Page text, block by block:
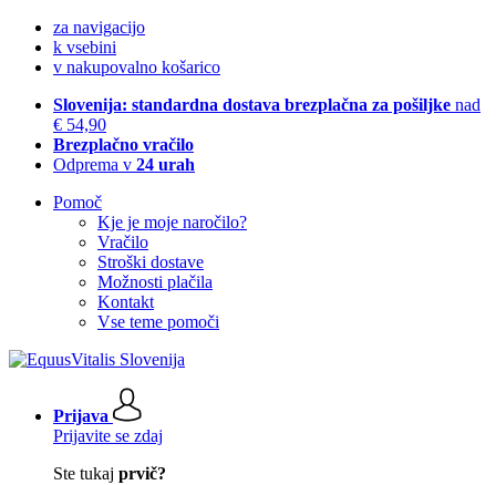
za navigacijo
k vsebini
v nakupovalno košarico
Slovenija: standardna dostava brezplačna za pošiljke nad
€ 54,90
Brezplačno vračilo
Odprema v 24 urah
Pomoč
Kje je moje naročilo?
Vračilo
Stroški dostave
Možnosti plačila
Kontakt
Vse teme pomoči
Prijava
Prijavite se zdaj
Ste tukaj prvič?